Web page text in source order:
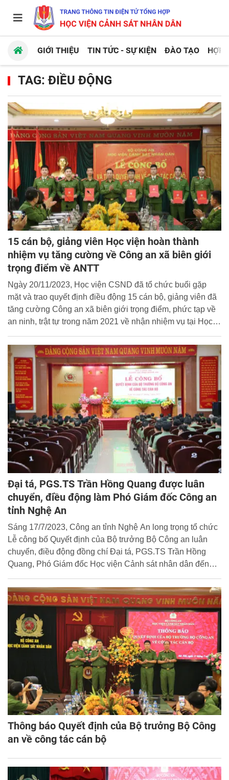
GIỚI THIỆU TIN TỨC - SỰ KIỆN ĐÀO TẠO HỢP
TAG: ĐIỀU ĐỘNG
15 cán bộ, giảng viên Học viện hoàn thành
nhiệm vụ tăng cường về Công an xã biên giới
trọng điểm về ANTT
Ngày 20/11/2023, Học viện CSND đã tổ chức buổi gặp
mặt và trao quyết định điều động 15 cán bộ, giảng viên đã
tăng cường Công an xã biên giới trọng điểm, phức tạp về
an ninh, trật tự trong năm 2021 về nhận nhiệm vụ tại Học
Đại tá, PGS.TS Trần Hồng Quang được luân
chuyển, điều động làm Phó Giám đốc Công an
tỉnh Nghệ An
Sáng 17/7/2023, Công an tỉnh Nghệ An long trọng tổ chức
Lễ công bố Quyết định của Bộ trưởng Bộ Công an luân
chuyển, điều động đồng chí Đại tá, PGS.TS Trần Hồng
Quang, Phó Giám đốc Học viện Cảnh sát nhân dân đến
Nghệ An. Đồng chí Thiếu tướng Phạm Thế Tùng, Ủy viên
Ban Thường vụ Tỉnh ủy, Giám đốc Công an tỉnh chủ trì
buổi lễ.
Thông báo Quyết định của Bộ trưởng Bộ Công
an về công tác cán bộ